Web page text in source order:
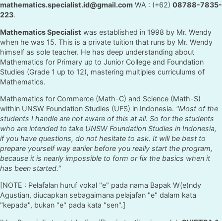
mathematics.specialist.id@gmail.com WA : (+62) 08788-7835-
223.
Mathematics Specialist was established in 1998 by Mr. Wendy
when he was 15. This is a private tuition that runs by Mr. Wendy
himself as sole teacher. He has deep understanding about
Mathematics for Primary up to Junior College and Foundation
Studies (Grade 1 up to 12), mastering multiples curriculums of
Mathematics.
Mathematics for Commerce (Math-C) and Science (Math-S)
within UNSW Foundation Studies (UFS) in Indonesia. "Most of the
students I handle are not aware of this at all. So for the students
who are intended to take UNSW Foundation Studies in Indonesia,
if you have questions, do not hesitate to ask. It will be best to
prepare yourself way earlier before you really start the program,
because it is nearly impossible to form or fix the basics when it
has been started."
[NOTE : Pelafalan huruf vokal "e" pada nama Bapak W(e)ndy
Agustian, diucapkan sebagaimana pelajafan "e" dalam kata
"kepada", bukan "e" pada kata "sen".]